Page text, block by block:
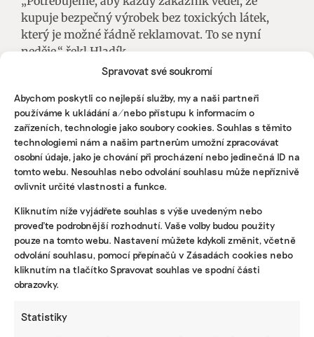
Spravovat své soukromí
Abychom poskytli co nejlepší služby, my a naši partneři
používáme k ukládání a/nebo přístupu k informacím o
zařízeních, technologie jako soubory cookies. Souhlas s těmito
technologiemi nám a našim partnerům umožní zpracovávat
osobní údaje, jako je chování při procházení nebo jedinečná ID na
tomto webu. Nesouhlas nebo odvolání souhlasu může nepříznivě
ovlivnit určité vlastnosti a funkce.
Kliknutím níže vyjádřete souhlas s výše uvedeným nebo
proveďte podrobnější rozhodnutí. Vaše volby budou použity
pouze na tomto webu. Nastavení můžete kdykoli změnit, včetně
odvolání souhlasu, pomocí přepínačů v Zásadách cookies nebo
kliknutím na tlačítko Spravovat souhlas ve spodní části
obrazovky.
Statistiky
kupuje bezpečný výrobek bez toxických látek,
který je možné řádně reklamovat. To se nyní
neděje,“ řekl Hladík.
Stížnost na Temu řeší Česká obchodní inspekce
Asociace pro elektronickou komerci podala loni na
tržiště Temu stížnost na Českou obchodní
inspekci. V okamžiku podání stížnosti Temu
podle APEK neplnila správně informační
povinnosti vyplývající z občanského zákoníku a
uvádění slev.
„Z webové stránky nevyplývalo, kdo vůbec se
zákazníkem uzavírá kupní smlouvu – tedy jestli
provozovatel Temu, nebo jestli je Temu jen
návazné povinnosti – buď informace související